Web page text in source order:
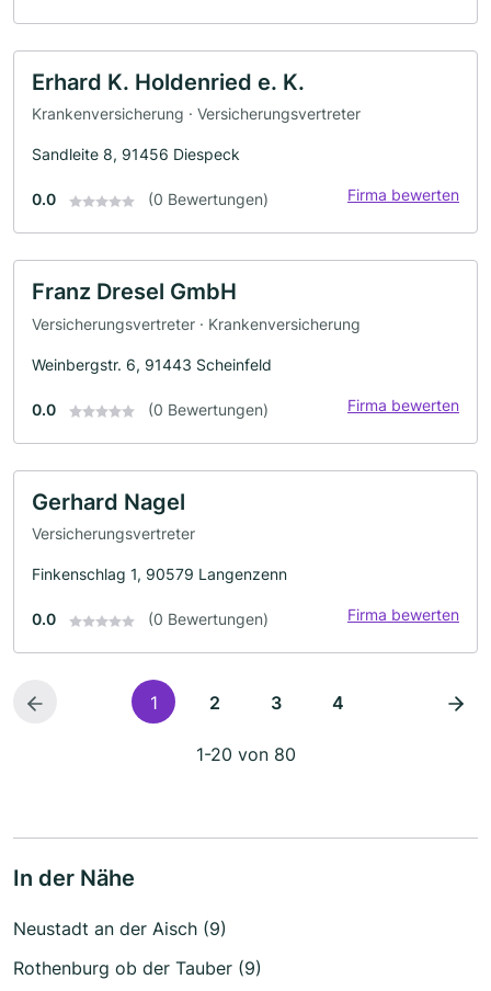
Erhard K. Holdenried e. K.
Krankenversicherung · Versicherungsvertreter
Sandleite 8, 91456 Diespeck
0.0 (0 Bewertungen) Firma bewerten
Franz Dresel GmbH
Versicherungsvertreter · Krankenversicherung
Weinbergstr. 6, 91443 Scheinfeld
0.0 (0 Bewertungen) Firma bewerten
Gerhard Nagel
Versicherungsvertreter
Finkenschlag 1, 90579 Langenzenn
0.0 (0 Bewertungen) Firma bewerten
1 2 3 4
1-20 von 80
In der Nähe
Neustadt an der Aisch (9)
Rothenburg ob der Tauber (9)